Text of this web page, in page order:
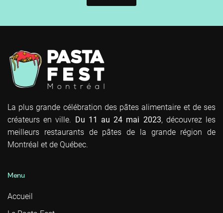
La plus grande célébration des pâtes alimentaire et de ses
créateurs en ville. Du 11 au 24 mai 2023, découvrez les
meilleurs restaurants de pâtes de la grande région de
Montréal et de Québec.
Menu
Accueil